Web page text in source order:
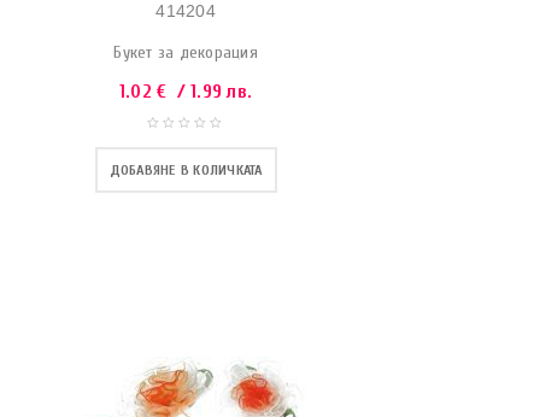
414204
Букет за декорация
1.02€ / 1.99 лв.
ДОБАВЯНЕ В КОЛИЧКАТА